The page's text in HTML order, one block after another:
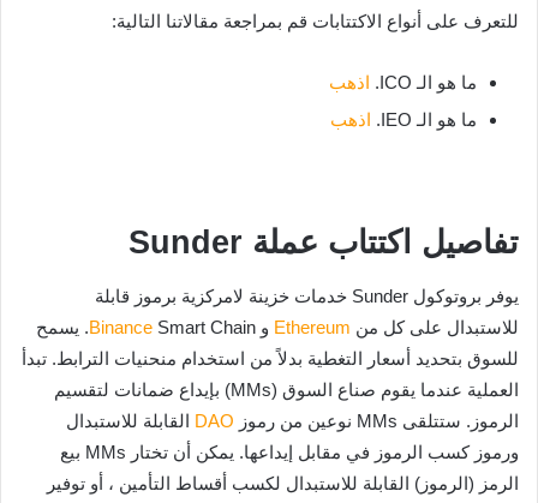
للتعرف على أنواع الاكتتابات قم بمراجعة مقالاتنا التالية:
ما هو الـ ICO.
اذهب
ما هو الـ IEO.
اذهب
تفاصيل اكتتاب عملة Sunder
يوفر بروتوكول Sunder خدمات خزينة لامركزية برموز قابلة
للاستبدال على كل من Ethereum و BinanceSmart Chain. يسمح
للسوق بتحديد أسعار التغطية بدلاً من استخدام منحنيات الترابط. تبدأ
العملية عندما يقوم صناع السوق (MMs) بإيداع ضمانات لتقسيم
الرموز. ستتلقى MMs نوعين من رموز
DAO القابلة للاستبدال
ورموز كسب الرموز في مقابل إيداعها. يمكن أن تختار MMs بيع
الرمز (الرموز) القابلة للاستبدال لكسب أقساط التأمين ، أو توفير